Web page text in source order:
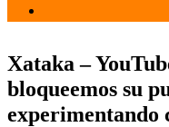
Xataka –
bloqueemos su
experimentando